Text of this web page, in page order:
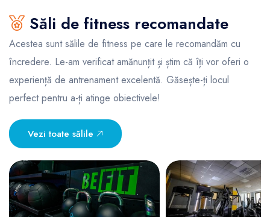
Săli de fitness recomandate
Acestea sunt sălile de fitness pe care le recomandăm cu
încredere. Le-am verificat amănunțit și știm că îți vor oferi o
experiență de antrenament excelentă. Găsește-ți locul
perfect pentru a-ți atinge obiectivele!
Vezi toate sălile